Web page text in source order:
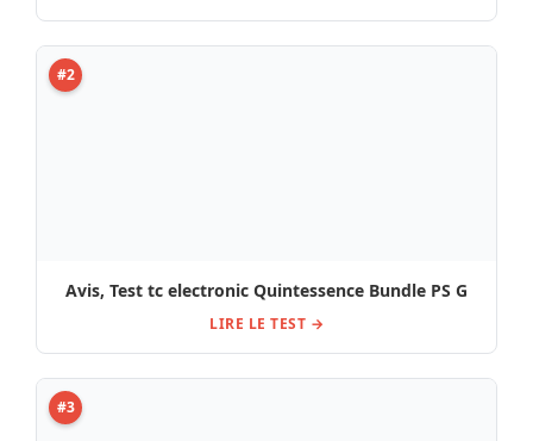
#2
Avis, Test tc electronic Quintessence Bundle PS G
LIRE LE TEST →
#3